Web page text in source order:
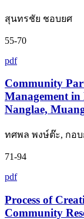
สุนทรชัย ชอบยศ
55-70
pdf
Community
Management
Nanglae,
ทศพล พงษ์ต๊ะ, กอ
71-94
pdf
Process of
Community